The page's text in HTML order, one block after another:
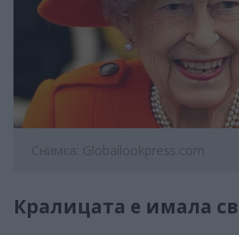
Снимка: Globallookpress.com
Кралицата е имала